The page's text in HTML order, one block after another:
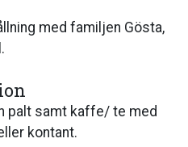
med familjen Gösta,
palt samt kaffe/ te med
kontant.